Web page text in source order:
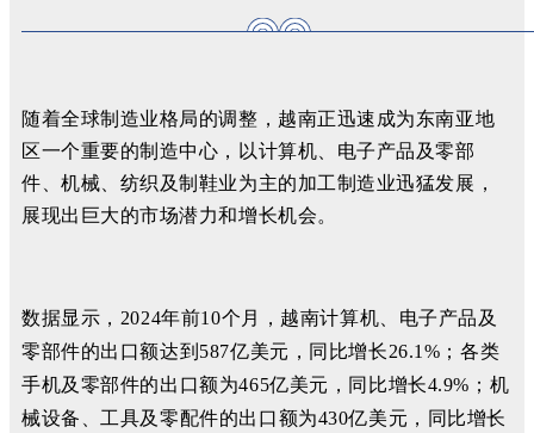
随着全球制造业格局的调整，越南正迅速成为东南亚地
区一个重要的制造中心，以计算机、电子产品及零部
件、机械、纺织及制鞋业为主的加工制造业迅猛发展，
展现出巨大的市场潜力和增长机会。
数据显示，2024年前10个月，越南计算机、电子产品及
零部件的出口额达到587亿美元，同比增长26.1%；各类
手机及零部件的出口额为465亿美元，同比增长4.9%；机
械设备、工具及零配件的出口额为430亿美元，同比增长